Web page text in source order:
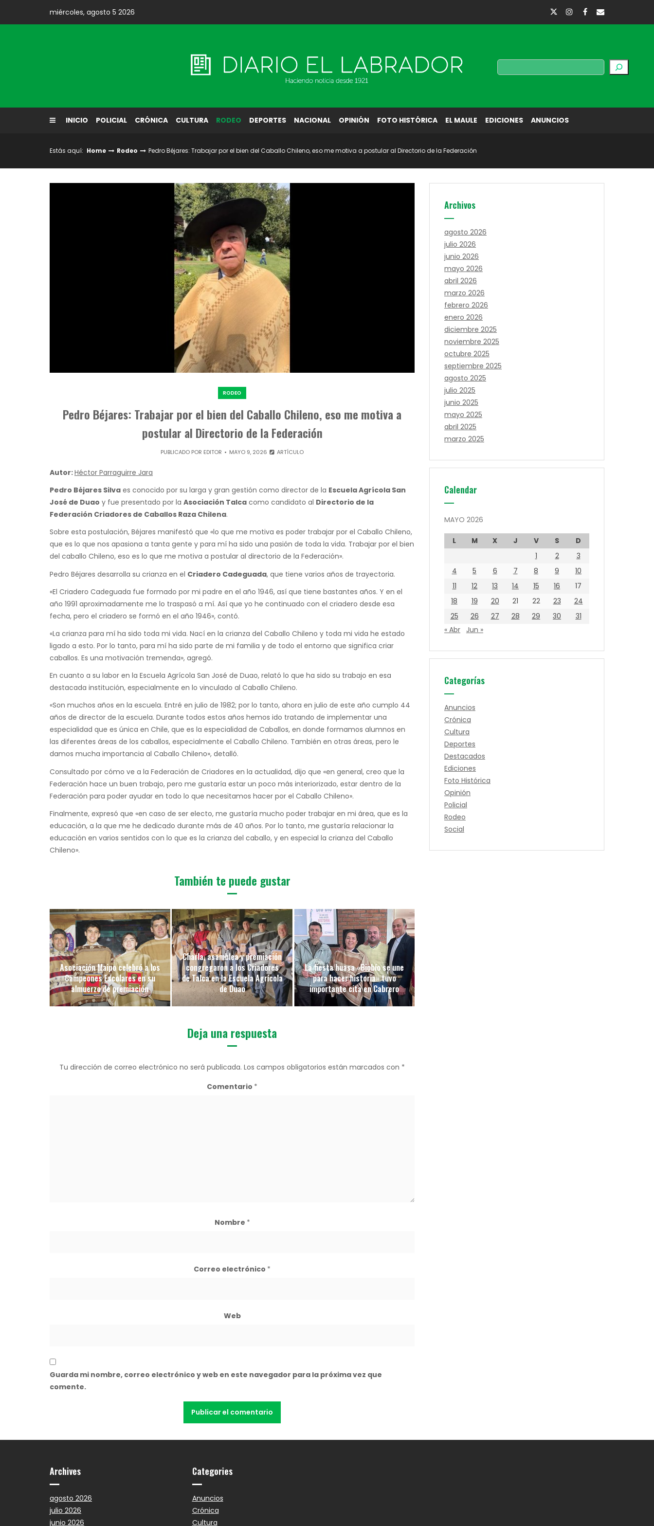
content
miércoles, agosto 5 2026
Diario El Labrador Buscar
INICIO POLICIAL CRÓNICA CULTURA RODEO DEPORTES NACIONAL OPINIÓN FOTO HISTÓRICA EL MAULE EDICIONES ANUNCIOS
Estás aquí: Home Rodeo Pedro Béjares: Trabajar por el bien del Caballo Chileno, eso me motiva a postular al Directorio de la Federación
RODEO
Pedro Béjares: Trabajar por el bien del Caballo Chileno, eso me motiva a
postular al Directorio de la Federación
PUBLICADO POR EDITOR MAYO 9, 2026 ARTÍCULO
Autor:Héctor Parraguirre Jara
Pedro Béjares Silva es conocido por su larga y gran gestión como director de la Escuela Agrícola San
José de Duao y fue presentado por la Asociación Talca como candidato al Directorio de la
Federación Criadores de Caballos Raza Chilena.
Sobre esta postulación, Béjares manifestó que «lo que me motiva es poder trabajar por el Caballo Chileno,
que es lo que nos apasiona a tanta gente y para mí ha sido una pasión de toda la vida. Trabajar por el bien
del caballo Chileno, eso es lo que me motiva a postular al directorio de la Federación».
Pedro Béjares desarrolla su crianza en el Criadero Cadeguada, que tiene varios años de trayectoria.
«El Criadero Cadeguada fue formado por mi padre en el año 1946, así que tiene bastantes años. Y en el
año 1991 aproximadamente me lo traspasó a mí. Así que yo he continuado con el criadero desde esa
fecha, pero el criadero se formó en el año 1946», contó.
«La crianza para mí ha sido toda mi vida. Nací en la crianza del Caballo Chileno y toda mi vida he estado
ligado a esto. Por lo tanto, para mí ha sido parte de mi familia y de todo el entorno que significa criar
caballos. Es una motivación tremenda», agregó.
En cuanto a su labor en la Escuela Agrícola San José de Duao, relató lo que ha sido su trabajo en esa
destacada institución, especialmente en lo vinculado al Caballo Chileno.
«Son muchos años en la escuela. Entré en julio de 1982; por lo tanto, ahora en julio de este año cumplo 44
años de director de la escuela. Durante todos estos años hemos ido tratando de implementar una
especialidad que es única en Chile, que es la especialidad de Caballos, en donde formamos alumnos en
las diferentes áreas de los caballos, especialmente el Caballo Chileno. También en otras áreas, pero le
damos mucha importancia al Caballo Chileno», detalló.
Consultado por cómo ve a la Federación de Criadores en la actualidad, dijo que «en general, creo que la
Federación hace un buen trabajo, pero me gustaría estar un poco más interiorizado, estar dentro de la
Federación para poder ayudar en todo lo que necesitamos hacer por el Caballo Chileno».
Finalmente, expresó que «en caso de ser electo, me gustaría mucho poder trabajar en mi área, que es la
educación, a la que me he dedicado durante más de 40 años. Por lo tanto, me gustaría relacionar la
educación en varios sentidos con lo que es la crianza del caballo, y en especial la crianza del Caballo
Chileno».
También te puede gustar
Asociación Maipo celebró a los
Campeones Escolares en su
almuerzo de premiación
Charla, asamblea y premiación
congregaron a los Criadores
de Talca en la Escuela Agrícola
de Duao
La fiesta huasa «Biobío se une
para hacer historia» tuvo
importante cita en Cabrero
Deja una respuesta
Tu dirección de correo electrónico no será publicada. Los campos obligatorios están marcados con *
Comentario *
Nombre *
Correo electrónico *
Web
Guarda mi nombre, correo electrónico y web en este navegador para la próxima vez que
comente.
Archivos
agosto 2026
julio 2026
junio 2026
mayo 2026
abril 2026
marzo 2026
febrero 2026
enero 2026
diciembre 2025
noviembre 2025
octubre 2025
septiembre 2025
agosto 2025
julio 2025
junio 2025
mayo 2025
abril 2025
marzo 2025
Calendar
MAYO 2026
L M X J V S
D
1
2
3
4
5 6 7 8 9
10
11
12 13 14 15 16
17
18
19 20 21 22 23
24
25
26 27 28 29 30
31
« Abr
Jun »
Categorías
Anuncios
Crónica
Cultura
Deportes
Destacados
Ediciones
Foto Histórica
Opinión
Policial
Rodeo
Social
Archives
agosto 2026
julio 2026
junio 2026
Categories
Anuncios
Crónica
Cultura